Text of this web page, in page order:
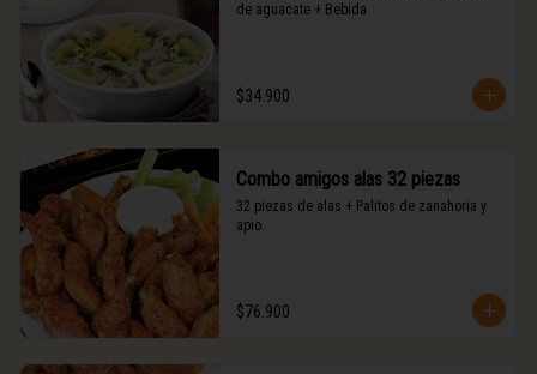
de aguacate + Bebida
$34.900
Combo amigos alas 32 piezas
32 piezas de alas + Palitos de zanahoria y
apio.
$76.900